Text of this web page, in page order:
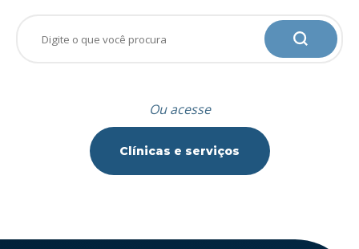
Ou acesse
Clínicas e serviços